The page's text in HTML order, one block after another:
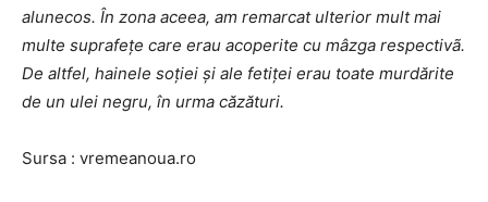
alunecos. În zona aceea, am remarcat ulterior mult mai
multe suprafețe care erau acoperite cu mâzga respectivã.
De altfel, hainele soției și ale fetiței erau toate murdărite
de un ulei negru, în urma căzături.
Sursa : vremeanoua.ro